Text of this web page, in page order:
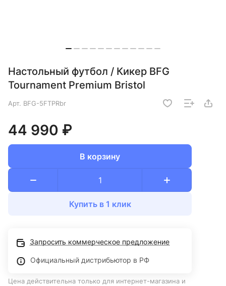
Настольный футбол / Кикер BFG
Tournament Premium Bristol
Арт. BFG-5FTPRbr
44 990 ₽
В корзину
Купить в 1 клик
Запросить коммерческое предложение
Официальный дистрибьютор в РФ
Цена действительна только для интернет-магазина и